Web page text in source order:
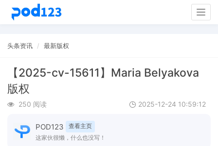
头条资讯 最新版权
【2025-cv-15611】Maria Belyakova
版权
250 阅读 2025-12-24 10:59:12
POD123
查看主页
这家伙很懒，什么也没写！